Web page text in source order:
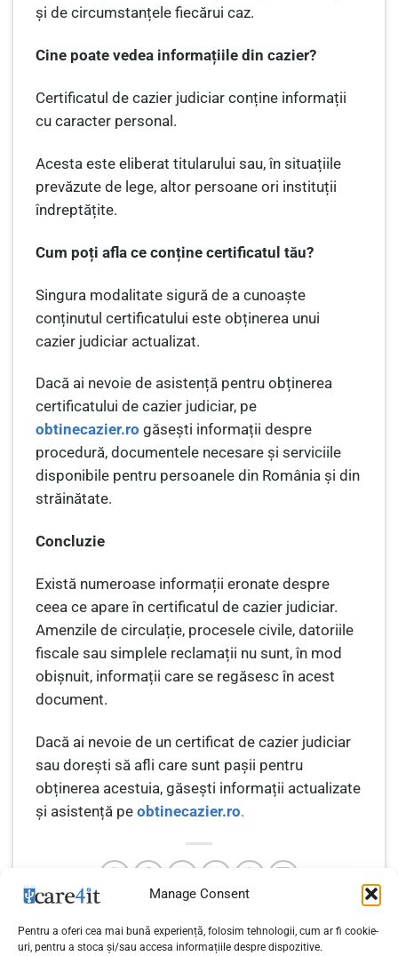
Manage Consent
Pentru a oferi cea mai bună experiență, folosim tehnologii, cum ar fi cookie-
uri, pentru a stoca și/sau accesa informațiile despre dispozitive.
și de circumstanțele fiecărui caz.
Cine poate vedea informațiile din cazier?
Certificatul de cazier judiciar conține informații
cu caracter personal.
Acesta este eliberat titularului sau, în situațiile
prevăzute de lege, altor persoane ori instituții
îndreptățite.
Cum poți afla ce conține certificatul tău?
Singura modalitate sigură de a cunoaște
conținutul certificatului este obținerea unui
cazier judiciar actualizat.
Dacă ai nevoie de asistență pentru obținerea
certificatului de cazier judiciar, pe
obtinecazier.ro găsești informații despre
procedură, documentele necesare și serviciile
disponibile pentru persoanele din România și din
străinătate.
Concluzie
Există numeroase informații eronate despre
ceea ce apare în certificatul de cazier judiciar.
Amenzile de circulație, procesele civile, datoriile
fiscale sau simplele reclamații nu sunt, în mod
obișnuit, informații care se regăsesc în acest
document.
Dacă ai nevoie de un certificat de cazier judiciar
sau dorești să afli care sunt pașii pentru
obținerea acestuia, găsești informații actualizate
și asistență peobtinecazier.ro.
nJoy își extinde prezența